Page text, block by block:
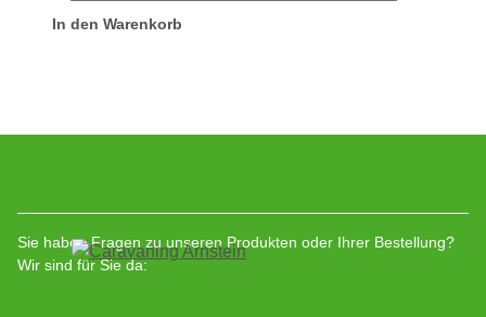
In den Warenkorb
Sie haben Fragen zu unseren Produkten oder Ihrer Bestellung?
Wir sind für Sie da: